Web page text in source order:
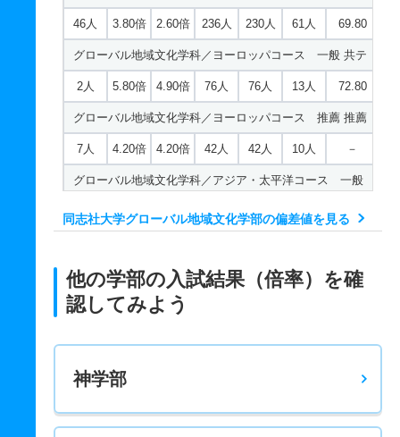
46人 3.80倍 2.60倍 236人 230人 61人 69.80
グローバル地域文化学科／ヨーロッパコース 一般 共テ
2人 5.80倍 4.90倍 76人 76人 13人 72.80
グローバル地域文化学科／ヨーロッパコース 推薦 推薦
7人 4.20倍 4.20倍 42人 42人 10人 －
グローバル地域文化学科／アジア・太平洋コース 一般
37人 3.10倍 2.40倍 215人 204人 66人 66
全学部日程文系
37人 2.90倍 2.70倍
グローバル地域文化学科／アジア・太平洋コース 一般
共テ
グローバル地域文化学科／アジア・太平洋コース 推薦
同志社大学グローバル地域文化学部の偏差値を見る
他の学部の入試結果（倍率）を確
認してみよう
神学部